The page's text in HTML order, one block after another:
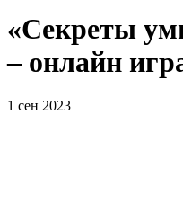
«Секреты
– онлайн
1 сен 2023